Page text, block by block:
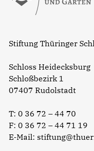
Stiftung Thüringer
Schloss Heidecksburg
Schloßbezirk 1
07407 Rudolstadt
T: 0 36 72 – 44 70
F: 0 36 72 – 44 71 19
E-Mail: